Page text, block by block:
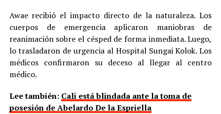
Awae recibió el impacto directo de la naturaleza. Los
cuerpos de emergencia aplicaron maniobras de
reanimación sobre el césped de forma inmediata. Luego,
lo trasladaron de urgencia al Hospital Sungai Kolok. Los
médicos confirmaron su deceso al llegar al centro
médico.
Lee también: Cali está blindada ante la toma de
posesión de Abelardo De la Espriella